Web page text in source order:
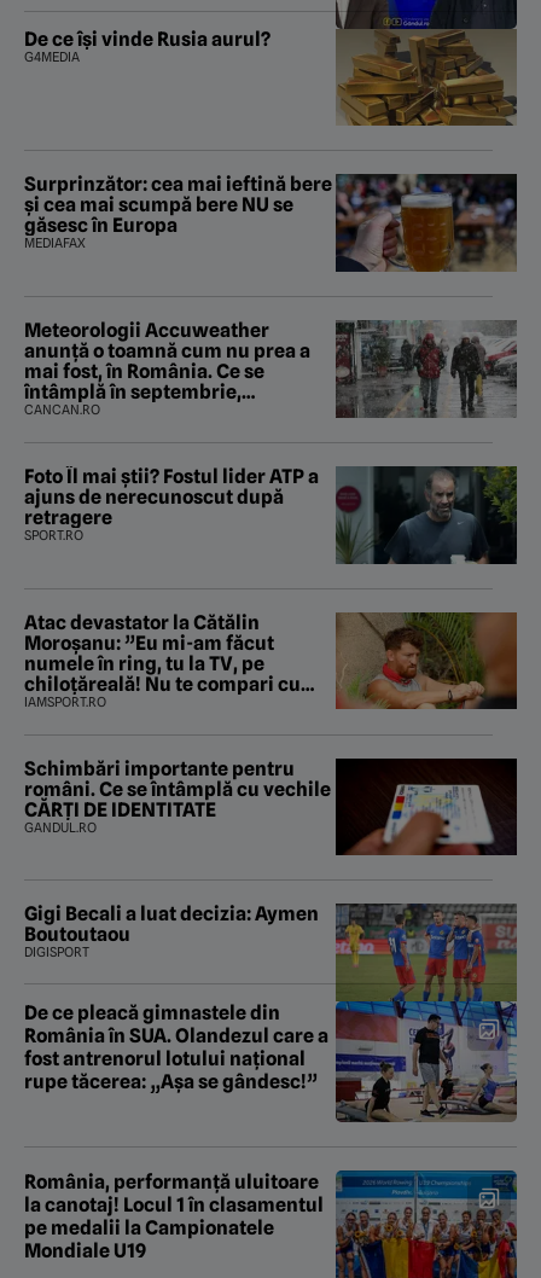
De ce își vinde Rusia aurul?
G4MEDIA
Surprinzător: cea mai ieftină bere
și cea mai scumpă bere NU se
găsesc în Europa
MEDIAFAX
Meteorologii Accuweather
anunță o toamnă cum nu prea a
mai fost, în România. Ce se
întâmplă în septembrie,
octombrie și noiembrie 2026, în
CANCAN.RO
Foto Îl mai știi? Fostul lider ATP a
ajuns de nerecunoscut după
retragere
SPORT.RO
Atac devastator la Cătălin
Moroșanu: ”Eu mi-am făcut
numele în ring, tu la TV, pe
chiloțăreală! Nu te compari cu
mine”
IAMSPORT.RO
Schimbări importante pentru
români. Ce se întâmplă cu vechile
CĂRȚI DE IDENTITATE
GANDUL.RO
Gigi Becali a luat decizia: Aymen
Boutoutaou
DIGISPORT
De ce pleacă gimnastele din
România în SUA. Olandezul care a
fost antrenorul lotului național
rupe tăcerea: „Așa se gândesc!”
România, performanță uluitoare
la canotaj! Locul 1 în clasamentul
pe medalii la Campionatele
Mondiale U19